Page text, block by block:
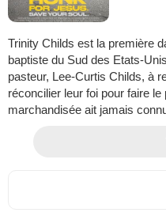
Trinity Childs est la première
baptiste du Sud des Etats-
pasteur, Lee-Curtis Childs, à
réconcilier leur foi pour faire
marchandisée ait jamais